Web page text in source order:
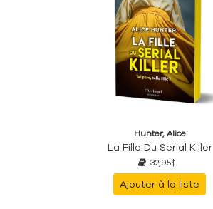
Hunter, Alice
La Fille Du Serial Killer
32,95$
Ajouter à la liste